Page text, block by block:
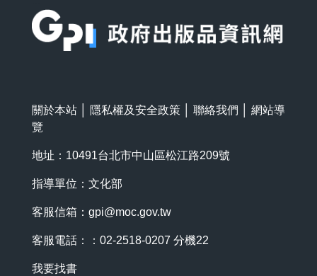
關於本站 隱私權及安全政策 聯絡我們
網站導
覽
地址：10491台北市中山區松江路209號
指導單位：文化部
客服信箱： gpi@moc.gov.tw
客服電話：：02-2518-0207 分機22
我要找書